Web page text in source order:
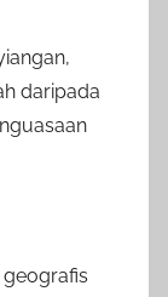
daripada